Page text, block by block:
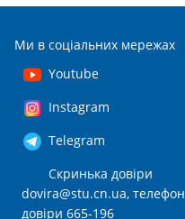
Ми в соціальних мережах
Youtube
Instagram
Telegram
Скринька довіри
dovira@stu.cn.ua, телефон
довіри 665-196